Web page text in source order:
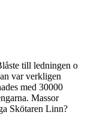
till ledningen o
var verkligen
med 30000
Massor
Skötaren Linn?